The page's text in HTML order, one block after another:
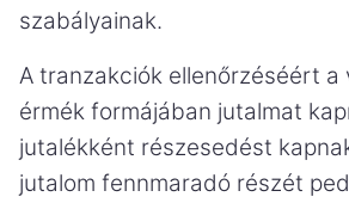
szabályainak.
A tranzakciók ellenőrzéséért a
érmék formájában jutalmat
jutalékként részesedést
jutalom fennmaradó részét